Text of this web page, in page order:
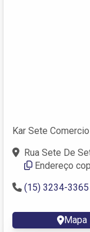
Kar Sete
Rua Sete De
Endereço
(15) 3234-3365
Mapa